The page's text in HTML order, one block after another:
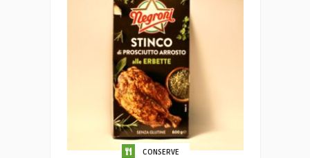
CONSERVE